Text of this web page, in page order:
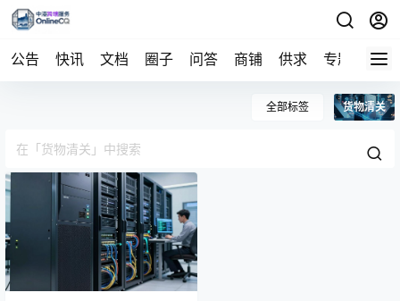
公告 快讯 文档 圈子 问答 商铺 供求 专题 导航
全部标签 货物清关